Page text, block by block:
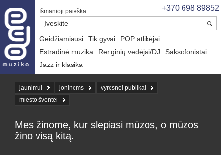
+370 698 89852
Išmanioji paieška
Geidžiamiausi Tik gyvai
POP atlikėjai
Estradinė muzika
Renginių vedėjai/DJ
Saksofonistai
Jazz ir klasika
jaunimui joninėms
vyresnei publikai
miesto šventei
Mes žinome, kur slepiasi mūzos, o mūzos
žino visą kitą.